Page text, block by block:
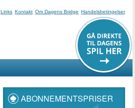
Links Kontakt Om Dagens Bridge Handelsbetingelser
ABONNEMENTSPRISER